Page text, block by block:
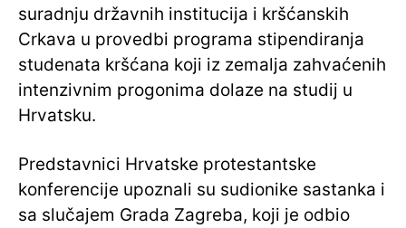
suradnju državnih institucija i kršćanskih
Crkava u provedbi programa stipendiranja
studenata kršćana koji iz zemalja zahvaćenih
intenzivnim progonima dolaze na studij u
Hrvatsku.
Predstavnici Hrvatske protestantske
konferencije upoznali su sudionike sastanka i
sa slučajem Grada Zagreba, koji je odbio